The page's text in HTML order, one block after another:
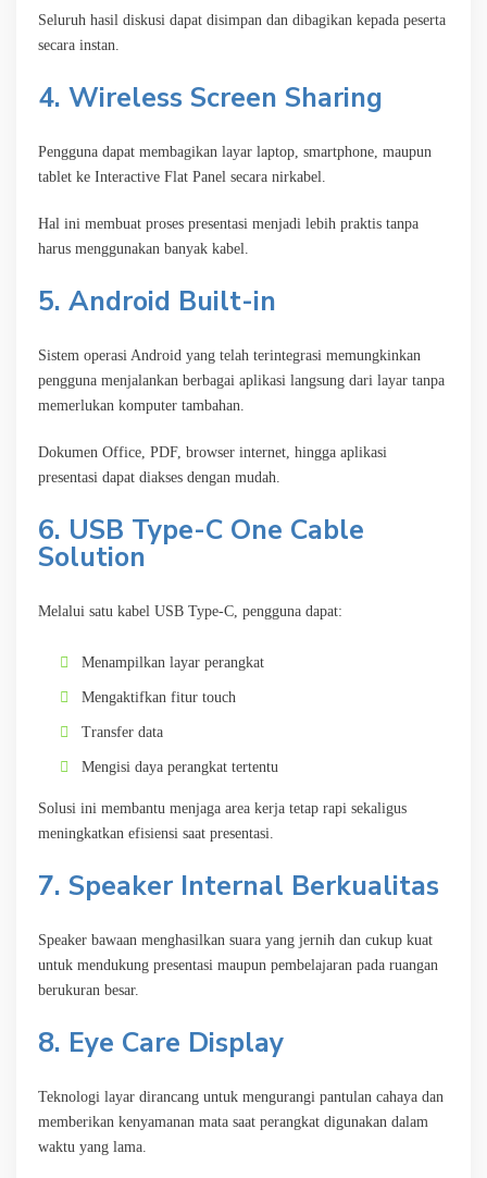
Seluruh hasil diskusi dapat disimpan dan dibagikan kepada peserta
secara instan.
4. Wireless Screen Sharing
Pengguna dapat membagikan layar laptop, smartphone, maupun
tablet ke Interactive Flat Panel secara nirkabel.
Hal ini membuat proses presentasi menjadi lebih praktis tanpa
harus menggunakan banyak kabel.
5. Android Built-in
Sistem operasi Android yang telah terintegrasi memungkinkan
pengguna menjalankan berbagai aplikasi langsung dari layar tanpa
memerlukan komputer tambahan.
Dokumen Office, PDF, browser internet, hingga aplikasi
presentasi dapat diakses dengan mudah.
6. USB Type-C One Cable
Solution
Melalui satu kabel USB Type-C, pengguna dapat:
Menampilkan layar perangkat
Mengaktifkan fitur touch
Transfer data
Mengisi daya perangkat tertentu
Solusi ini membantu menjaga area kerja tetap rapi sekaligus
meningkatkan efisiensi saat presentasi.
7. Speaker Internal Berkualitas
Speaker bawaan menghasilkan suara yang jernih dan cukup kuat
untuk mendukung presentasi maupun pembelajaran pada ruangan
berukuran besar.
8. Eye Care Display
Teknologi layar dirancang untuk mengurangi pantulan cahaya dan
memberikan kenyamanan mata saat perangkat digunakan dalam
waktu yang lama.